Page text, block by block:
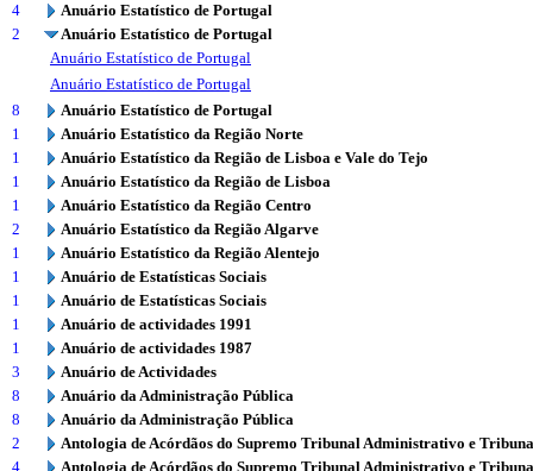
4
Anuário Estatístico de Portugal
2
Anuário Estatístico de Portugal
Anuário Estatístico de Portugal
Anuário Estatístico de Portugal
8
Anuário Estatístico de Portugal
1
Anuário Estatístico da Região Norte
1
Anuário Estatístico da Região de Lisboa e Vale do Tejo
1
Anuário Estatístico da Região de Lisboa
1
Anuário Estatístico da Região Centro
2
Anuário Estatístico da Região Algarve
1
Anuário Estatístico da Região Alentejo
1
Anuário de Estatísticas Sociais
1
Anuário de Estatísticas Sociais
1
Anuário de actividades 1991
1
Anuário de actividades 1987
3
Anuário de Actividades
8
Anuário da Administração Pública
8
Anuário da Administração Pública
2
Antologia de Acórdãos do Supremo Tribunal Administrativo e
4
Antologia de Acórdãos do Supremo Tribunal Administrativo e